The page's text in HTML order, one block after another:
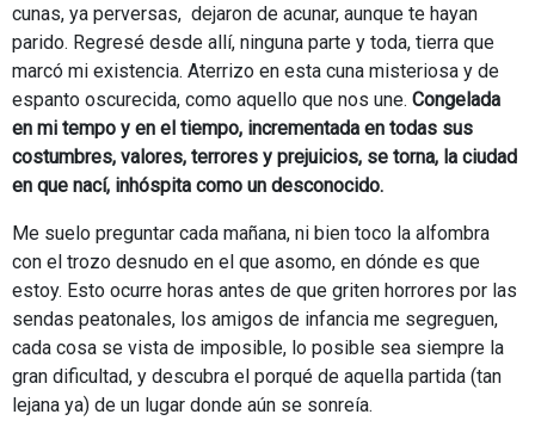
cunas, ya perversas, dejaron de acunar, aunque te hayan
parido. Regresé desde allí, ninguna parte y toda, tierra que
marcó mi existencia. Aterrizo en esta cuna misteriosa y de
espanto oscurecida, como aquello que nos une. Congelada
en mi tempo y en el tiempo, incrementada en todas sus
costumbres, valores, terrores y prejuicios, se torna, la ciudad
en que nací, inhóspita como un desconocido.
Me suelo preguntar cada mañana, ni bien toco la alfombra
con el trozo desnudo en el que asomo, en dónde es que
estoy. Esto ocurre horas antes de que griten horrores por las
sendas peatonales, los amigos de infancia me segreguen,
cada cosa se vista de imposible, lo posible sea siempre la
gran dificultad, y descubra el porqué de aquella partida (tan
lejana ya) de un lugar donde aún se sonreía.